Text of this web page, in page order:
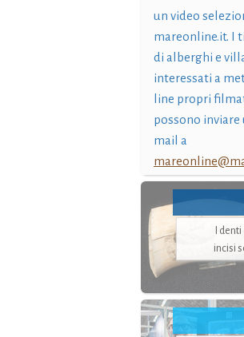
un video
mareonline.it. I
di alberghi e
interessati a
line propri
possono inviare
mail a
I
incisi